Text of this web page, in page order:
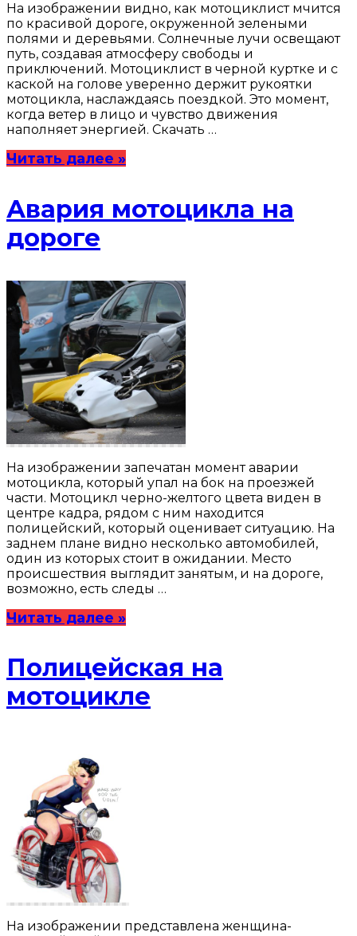
На изображении видно, как мотоциклист мчится
по красивой дороге, окруженной зелеными
полями и деревьями. Солнечные лучи освещают
путь, создавая атмосферу свободы и
приключений. Мотоциклист в черной куртке и с
каской на голове уверенно держит рукоятки
мотоцикла, наслаждаясь поездкой. Это момент,
когда ветер в лицо и чувство движения
наполняет энергией. Скачать …
Читать далее »
Авария мотоцикла на
дороге
На изображении запечатан момент аварии
мотоцикла, который упал на бок на проезжей
части. Мотоцикл черно-желтого цвета виден в
центре кадра, рядом с ним находится
полицейский, который оценивает ситуацию. На
заднем плане видно несколько автомобилей,
один из которых стоит в ожидании. Место
происшествия выглядит занятым, и на дороге,
возможно, есть следы …
Читать далее »
Полицейская на
мотоцикле
На изображении представлена женщина-